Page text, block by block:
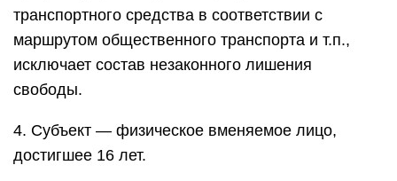
транспортного средства в соответствии с
маршрутом общественного транспорта и т.п.,
исключает состав незаконного лишения
свободы.
4. Субъект — физическое вменяемое лицо,
достигшее 16 лет.